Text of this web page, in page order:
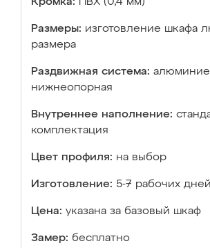
Размеры: изготовление шкафа
размера
Раздвижная система:
нижнеопорная
Внутреннее наполнение:
комплектация
Цвет профиля: на выбор
Изготовление: 5-7 рабочих дней
Цена: указана за базовый шкаф
Замер: бесплатно